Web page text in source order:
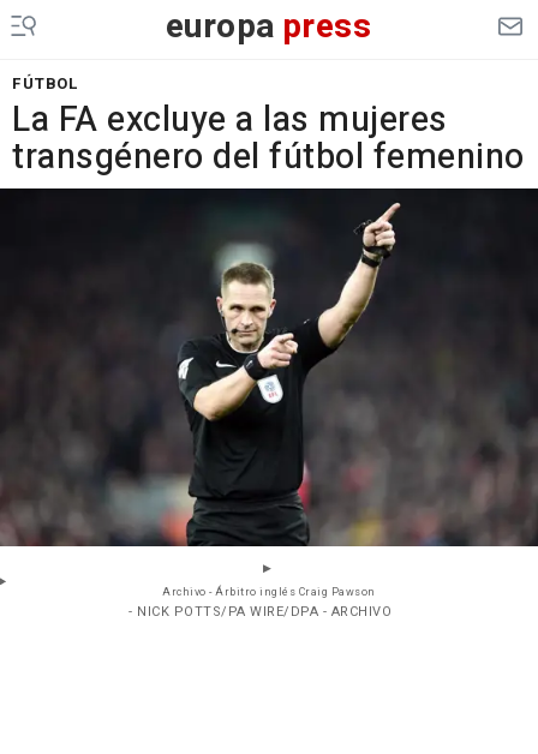
europa press
FÚTBOL
La FA excluye a las mujeres
transgénero del fútbol femenino
Archivo - Árbitro inglés Craig Pawson
- NICK POTTS/PA WIRE/DPA - ARCHIVO